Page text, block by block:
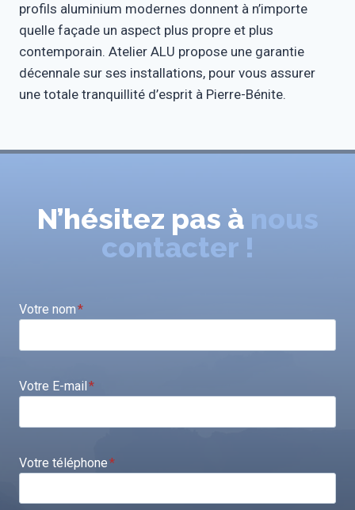
profils aluminium modernes donnent à n’importe
quelle façade un aspect plus propre et plus
contemporain. Atelier ALU propose une garantie
décennale sur ses installations, pour vous assurer
une totale tranquillité d’esprit à Pierre-Bénite.
N’hésitez pas à nous
contacter !
Votre nom*
Votre E-mail*
Votre téléphone*